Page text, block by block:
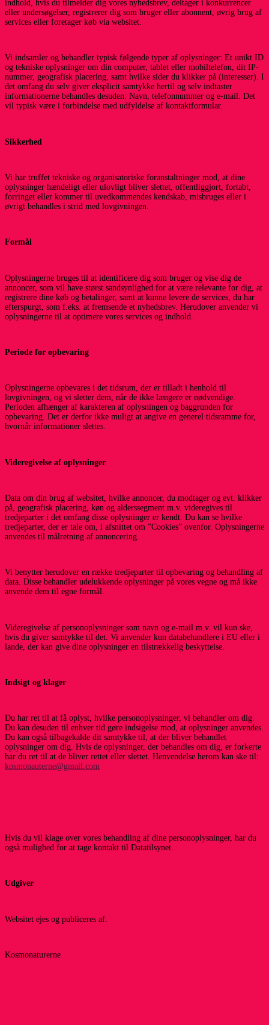
indhold, hvis du tilmelder dig vores nyhedsbrev, deltager i konkurrencer
eller undersøgelser, registrerer dig som bruger eller abonnent, øvrig brug af
services eller foretager køb via websitet.
Vi indsamler og behandler typisk følgende typer af oplysninger: Et unikt ID
og tekniske oplysninger om din computer, tablet eller mobiltelefon, dit IP-
nummer, geografisk placering, samt hvilke sider du klikker på (interesser). I
det omfang du selv giver eksplicit samtykke hertil og selv indtaster
informationerne behandles desuden: Navn, telefonnummer og e-mail. Det
vil typisk være i forbindelse med udfyldelse af kontaktformular.
Sikkerhed
Vi har truffet tekniske og organisatoriske foranstaltninger mod, at dine
oplysninger hændeligt eller ulovligt bliver slettet, offentliggjort, fortabt,
forringet eller kommer til uvedkommendes kendskab, misbruges eller i
øvrigt behandles i strid med lovgivningen.
Formål
Oplysningerne bruges til at identificere dig som bruger og vise dig de
annoncer, som vil have størst sandsynlighed for at være relevante for dig, at
registrere dine køb og betalinger, samt at kunne levere de services, du har
efterspurgt, som f.eks. at fremsende et nyhedsbrev. Herudover anvender vi
oplysningerne til at optimere vores services og indhold.
Periode for opbevaring
Oplysningerne opbevares i det tidsrum, der er tilladt i henhold til
lovgivningen, og vi sletter dem, når de ikke længere er nødvendige.
Perioden afhænger af karakteren af oplysningen og baggrunden for
opbevaring. Det er derfor ikke muligt at angive en generel tidsramme for,
hvornår informationer slettes.
Videregivelse af oplysninger
Data om din brug af websitet, hvilke annoncer, du modtager og evt. klikker
på, geografisk placering, køn og alderssegment m.v. videregives til
tredjeparter i det omfang disse oplysninger er kendt. Du kan se hvilke
tredjeparter, der er tale om, i afsnittet om ”Cookies” ovenfor. Oplysningerne
anvendes til målretning af annoncering.
Vi benytter herudover en række tredjeparter til opbevaring og behandling af
data. Disse behandler udelukkende oplysninger på vores vegne og må ikke
anvende dem til egne formål.
Videregivelse af personoplysninger som navn og e-mail m.v. vil kun ske,
hvis du giver samtykke til det. Vi anvender kun databehandlere i EU eller i
lande, der kan give dine oplysninger en tilstrækkelig beskyttelse.
Indsigt og klager
Du har ret til at få oplyst, hvilke personoplysninger, vi behandler om dig.
Du kan desuden til enhver tid gøre indsigelse mod, at oplysninger anvendes.
Du kan også tilbagekalde dit samtykke til, at der bliver behandlet
oplysninger om dig. Hvis de oplysninger, der behandles om dig, er forkerte
har du ret til at de bliver rettet eller slettet. Henvendelse herom kan ske til:
kosmonauterne@gmail.com
Hvis du vil klage over vores behandling af dine personoplysninger, har du
også mulighed for at tage kontakt til Datatilsynet.
Udgiver
Websitet ejes og publiceres af:
Kosmonaturerne